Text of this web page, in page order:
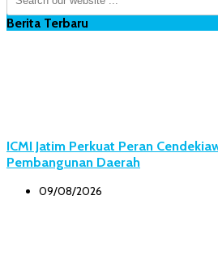
Berita Terbaru
ICMI Jatim Perkuat Peran
Pembangunan Daerah
09/08/2026